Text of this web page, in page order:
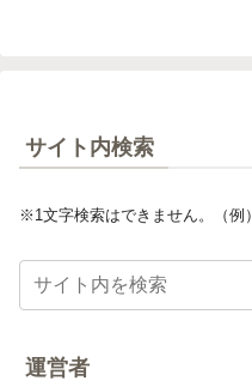
サイト内検索
※1文字検索はできません。（例
運営者